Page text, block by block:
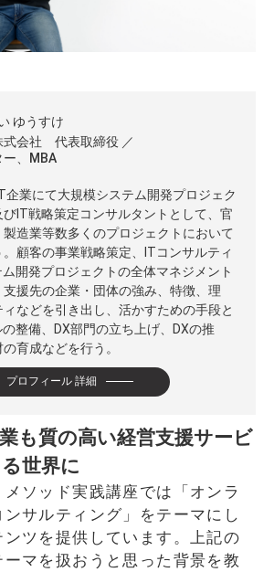
ゆうすけ
式会社 代表取締役
ー、MBA
企業にて大規模システム開発プロジェク
びIT戦略策定コンサルタントとして、官
造業等数多くのプロジェクトにおいて
顧客の事業戦略策定、ITコンサルティ
開発プロジェクトの全体マネジメント
援先の企業・団体の強み、特徴、理
などを引き出し、活かすための手段と
整備、DX部門の立ち上げ、DXの推
育成などを行う。
プロフィール 詳細
も質の高い経営支援サービ
世界に
メソッド実践講座では「オンラ
ンサルティング」をテーマにし
ンツを提供しています。上記の
ーマを扱おうと思った背景を教